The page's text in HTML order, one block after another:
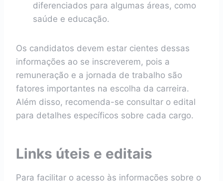
diferenciados para algumas áreas, como
saúde e educação.
Os candidatos devem estar cientes dessas
informações ao se inscreverem, pois a
remuneração e a jornada de trabalho são
fatores importantes na escolha da carreira.
Além disso, recomenda-se consultar o edital
para detalhes específicos sobre cada cargo.
Links úteis e editais
Para facilitar o acesso às informações sobre o